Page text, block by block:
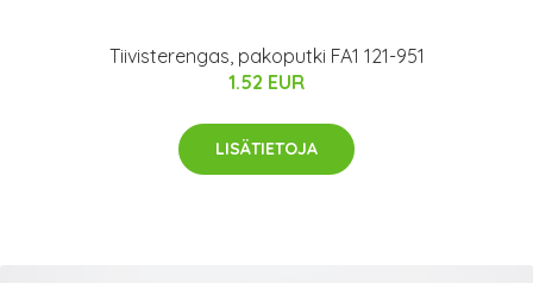
Tiivisterengas, pakoputki FA1 121-951
1.52 EUR
LISÄTIETOJA